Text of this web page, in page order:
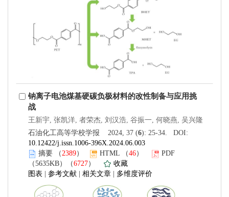
钠离子电池煤基硬碳负极材料的改性制备与应用挑
战
王新宇, 张凯洋, 者荣杰, 刘汉浩, 谷振一, 何晓燕, 吴兴隆
石油化工高等学校学报 2024, 37 (6): 25-34. DOI:
10.12422/j.issn.1006-396X.2024.06.003
摘要 （ 2389） HTML （46）
PDF
（5635KB）（6727）
收藏
图表
参考文献 相关文章 多维度评价